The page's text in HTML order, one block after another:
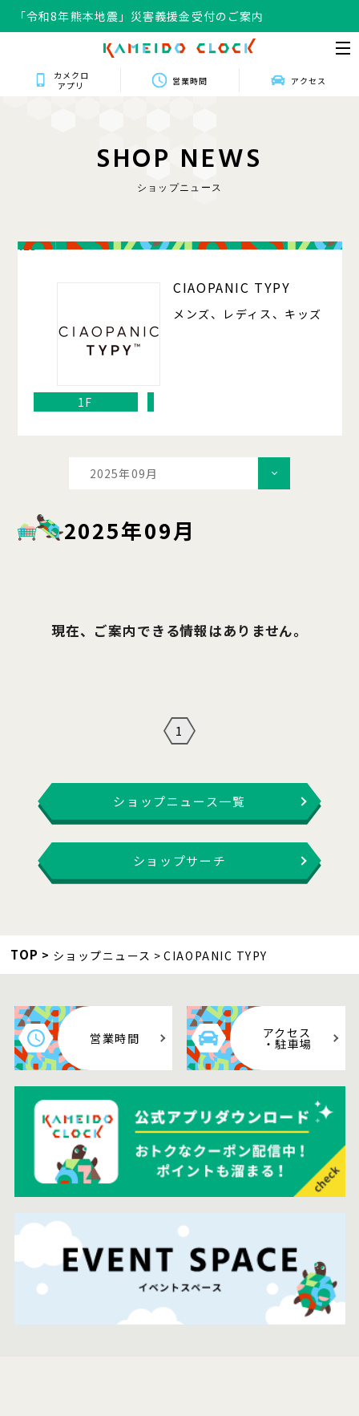
「令和8年熊本地震」災害義援金受付のご案内
カメクロ
アプリ
営業時間 アクセス
SHOP NEWS
ショップニュース
125
CIAOPANIC TYPY
メンズ、レディス、キッズ
1F
2025年09月
2025年09月
現在、ご案内できる情報はありません。
1
ショップニュース一覧
ショップサーチ
TOP ショップニュース CIAOPANIC TYPY
営業時間 アクセス
・駐車場